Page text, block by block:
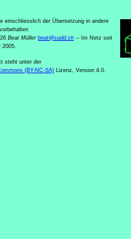
einschliesslich der Übersetzung in andere
Beat Müller beat@sudd.ch -- Im Netz seit
2005.
steht unter der
(BY-NC-SA) Lizenz, Version 4.0.